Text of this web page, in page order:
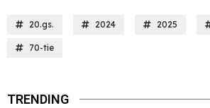
20.gs. 2024 2025
70-tie
TRENDING